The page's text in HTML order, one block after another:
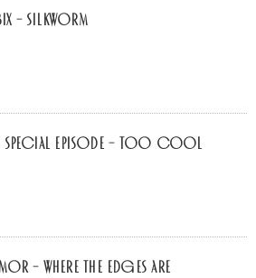
– Silkworm
Special Episode – Too Cool
– Where The Edges Are